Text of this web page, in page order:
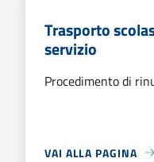
Trasporto
servizio
Procedimento di
VAI ALLA PAGINA